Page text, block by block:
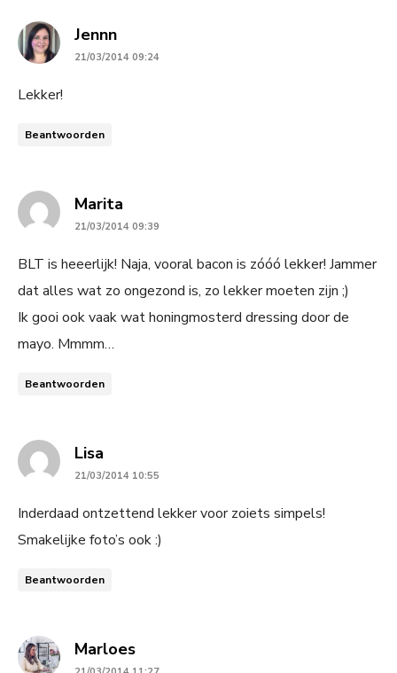
Jennnsays:
21/03/2014 09:24
Lekker!
Beantwoorden
Marita
21/03/2014 09:39
BLT is heeerlijk! Naja, vooral bacon is zóóó lekker! Jammer
dat alles wat zo ongezond is, zo lekker moeten zijn ;)
Ik gooi ook vaak wat honingmosterd dressing door de
mayo. Mmmm…
Beantwoorden
Lisa
21/03/2014 10:55
Inderdaad ontzettend lekker voor zoiets simpels!
Smakelijke foto’s ook :)
Beantwoorden
Marloessays: